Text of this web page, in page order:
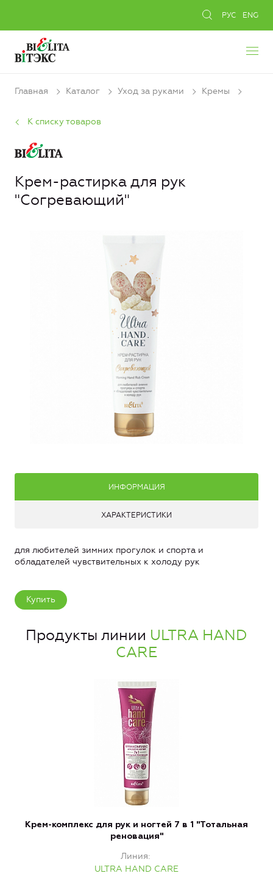
РУС ENG
Главная Каталог Уход за руками Кремы
К списку товаров
Крем-растирка для рук
"Согревающий"
ИНФОРМАЦИЯ
ХАРАКТЕРИСТИКИ
для любителей зимних прогулок и спорта и
обладателей чувствительных к холоду рук
Купить
Продукты линии ULTRA HAND
CARE
Крем-комплекс для рук и ногтей 7 в 1 "Тотальная
реновация"
Линия
ULTRA HAND CARE